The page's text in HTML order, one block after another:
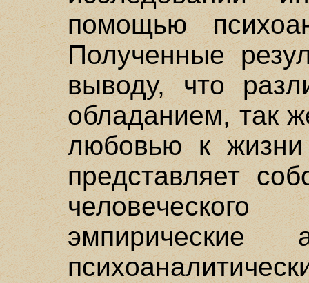
помощью
Полученные
выводу, что
обладанием, так
любовью к
представляет
эмпирические